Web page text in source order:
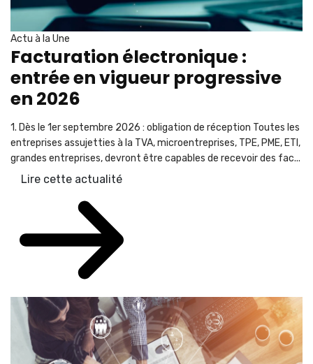
Actu à la Une
Facturation électronique :
entrée en vigueur progressive
en 2026
1. Dès le 1er septembre 2026 : obligation de réception Toutes les
entreprises assujetties à la TVA, microentreprises, TPE, PME, ETI,
grandes entreprises, devront être capables de recevoir des fac...
Lire cette actualité